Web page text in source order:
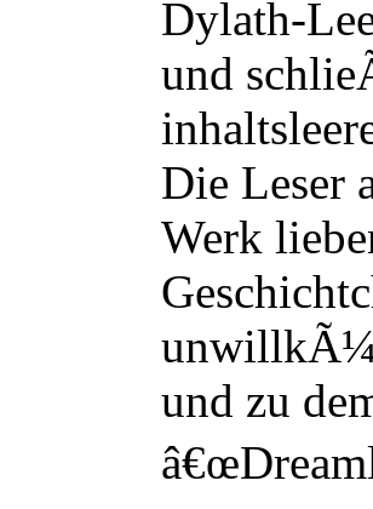
Dylath-
und
Die Leser
Werk
und zu